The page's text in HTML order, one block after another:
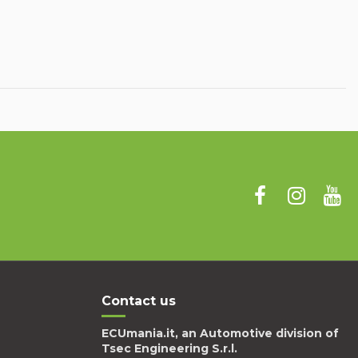
Contact us
ECUmania.it, an Automotive division of
Tsec Engineering S.r.l.